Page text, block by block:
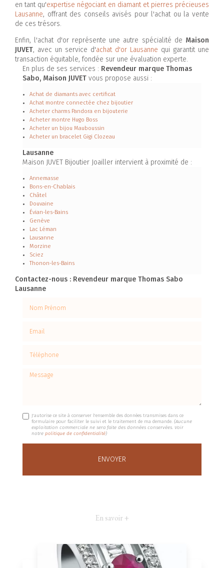
en tant qu'expertise négociant en diamant et pierres précieuses
Lausanne, offrant des conseils avisés pour l'achat ou la vente
de ces trésors.
Enfin, l'achat d'or représente une autre spécialité de Maison
JUVET, avec un service d'achat d'or Lausanne qui garantit une
transaction équitable, fondée sur une évaluation experte.
En plus de ses services : Revendeur marque Thomas
Sabo, Maison JUVET vous propose aussi :
Achat de diamants avec certificat
Achat montre connectée chez bijoutier
Acheter charms Pandora en bijouterie
Acheter montre Hugo Boss
Acheter un bijou Mauboussin
Acheter un bracelet Gigi Clozeau
Lausanne
Maison JUVET Bijoutier Joailler intervient à proximité de :
Annemasse
Bons-en-Chablais
Châtel
Douvaine
Évian-les-Bains
Genève
Lac Léman
Lausanne
Morzine
Sciez
Thonon-les-Bains
Contactez-nous : Revendeur marque Thomas Sabo
Lausanne
Message
J'autorise ce site à conserver l'ensemble des données transmises dans ce
formulaire pour faciliter le suivi et le traitement de ma demande.(Aucune
exploitation commerciale ne sera faite des données conservées. Voir
notrepolitique de confidentialité)
En savoir +